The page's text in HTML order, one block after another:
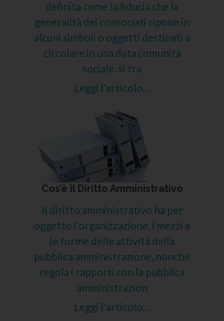
definita come la fiducia che la
generalità dei consociati ripone in
alcuni simboli o oggetti destinati a
circolare in una data comunità
sociale. si tra
Leggi l'articolo...
Cos’è il Diritto Amministrativo
Il diritto amministrativo ha per
oggetto l’organizzazione, i mezzi e
le forme delle attività della
pubblica amministrazione, nonché
regola i rapporti con la pubblica
amministrazion
Leggi l'articolo...